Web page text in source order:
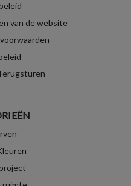
van de website